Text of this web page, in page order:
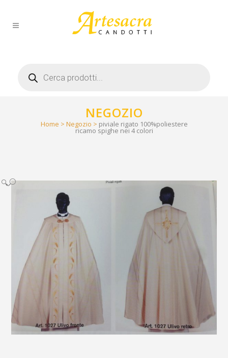
search
NEGOZIO
Home > Negozio > piviale rigato 100%poliestere
ricamo spighe nei 4 colori
🔍